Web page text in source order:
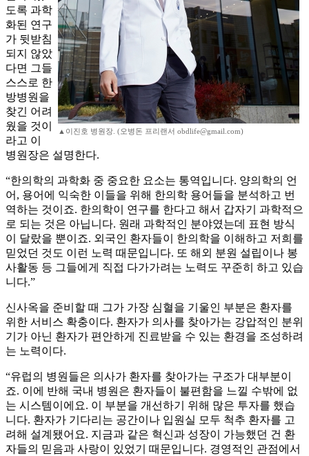
▲이진호 병원장. (오병돈 프리랜서 obdlife@gmail.com)
도록 과학
화된 연구
가 뒷받침
되지 않았
다면 그들
스스로 한
방병원을
찾긴 어려
웠을 것이
라고 이
병원장은 설명한다.
“한의학의 과학화 중 중요한 요소는 통역입니다. 양의학의 언
어, 용어에 익숙한 이들을 위해 한의학 용어들을 분석하고 번
역하는 것이죠. 한의학이 연구를 한다고 해서 갑자기 과학적으
로 되는 것은 아닙니다. 원래 과학적인 분야였는데 표현 방식
이 달랐을 뿐이죠. 외국인 환자들이 한의학을 이해하고 저희를
믿었던 것도 이런 노력 때문입니다. 또 해외 분원 설립이나 봉
사활동 등 그들에게 직접 다가가려는 노력도 꾸준히 하고 있습
니다.”
신사옥을 준비할 때 그가 가장 심혈을 기울인 부분은 환자를
위한 서비스 확충이다. 환자가 의사를 찾아가는 강압적인 분위
기가 아닌 환자가 편안하게 진료받을 수 있는 환경을 조성하려
는 노력이다.
“유럽의 병원들은 의사가 환자를 찾아가는 구조가 대부분이
죠. 이에 반해 국내 병원은 환자들이 불편함을 느낄 수밖에 없
는 시스템이에요. 이 부분을 개선하기 위해 많은 투자를 했습
니다. 환자가 기다리는 공간이나 입원실 모두 척추 환자를 고
려해 설계됐어요. 지금과 같은 혁신과 성장이 가능했던 건 환
자들의 믿음과 사랑이 있었기 때문입니다. 경영적인 관점에서